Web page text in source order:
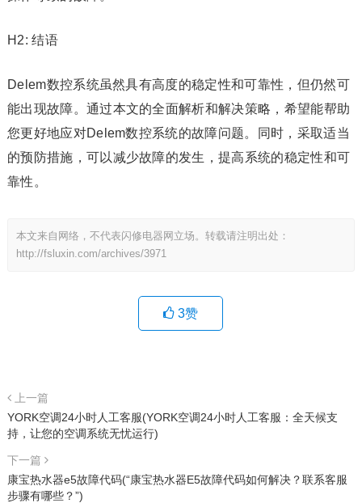
H2: 结语
Delem数控系统虽然具有高度的稳定性和可靠性，但仍然可
能出现故障。通过本文的全面解析和解决策略，希望能帮助
您更好地应对Delem数控系统的故障问题。同时，采取适当
的预防措施，可以减少故障的发生，提高系统的稳定性和可
靠性。
本文来自网络，不代表闪修电器网立场。转载请注明出处：
http://fsluxin.com/archives/3971
3赞
上一篇
YORK空调24小时人工客服(YORK空调24小时人工客服：全天候支
持，让您的空调系统无忧运行)
下一篇
康宝热水器e5故障代码(“康宝热水器E5故障代码如何解决？联系客服
步骤有哪些？”)